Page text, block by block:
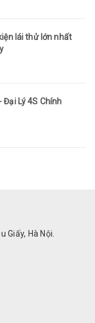
lái thử lớn nhất
Lý 4S Chính
Giấy, Hà Nội.